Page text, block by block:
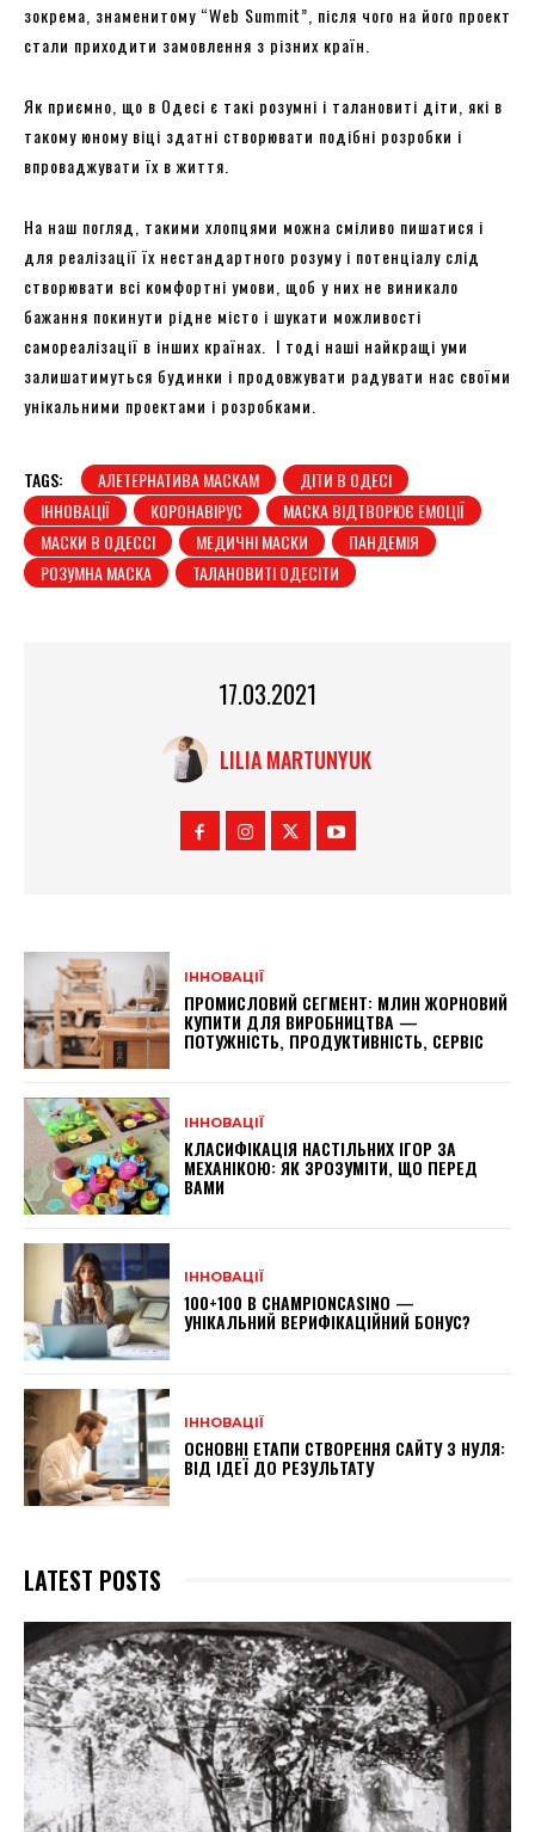
зокрема, знаменитому “Web Summit”, після чого на його проект
стали приходити замовлення з різних країн.
Як приємно, що в Одесі є такі розумні і талановиті діти, які в
такому юному віці здатні створювати подібні розробки і
впроваджувати їх в життя.
На наш погляд, такими хлопцями можна сміливо пишатися і
для реалізації їх нестандартного розуму і потенціалу слід
створювати всі комфортні умови, щоб у них не виникало
бажання покинути рідне місто і шукати можливості
самореалізації в інших країнах. І тоді наші найкращі уми
залишатимуться будинки і продовжувати радувати нас своїми
унікальними проектами і розробками.
TAGS: АЛЕТЕРНАТИВА МАСКАМ
ДІТИ В ОДЕСІ
ІННОВАЦІЇ
КОРОНАВІРУС
МАСКА ВІДТВОРЮЄ ЕМОЦІЇ
МАСКИ В ОДЕССІ
МЕДИЧНІ МАСКИ
ПАНДЕМІЯ
РОЗУМНА МАСКА
ТАЛАНОВИТІ ОДЕСІТИ
17.03.2021
LILIA MARTUNYUK
ІННОВАЦІЇ
ПРОМИСЛОВИЙ СЕГМЕНТ: МЛИН ЖОРНОВИЙ
КУПИТИ ДЛЯ ВИРОБНИЦТВА —
ПОТУЖНІСТЬ, ПРОДУКТИВНІСТЬ, СЕРВІС
ІННОВАЦІЇ
КЛАСИФІКАЦІЯ НАСТІЛЬНИХ ІГОР ЗА
МЕХАНІКОЮ: ЯК ЗРОЗУМІТИ, ЩО ПЕРЕД
ВАМИ
ІННОВАЦІЇ
100+100 В CHAMPIONCASINO —
УНІКАЛЬНИЙ ВЕРИФІКАЦІЙНИЙ БОНУС?
ІННОВАЦІЇ
ОСНОВНІ ЕТАПИ СТВОРЕННЯ САЙТУ З НУЛЯ:
ВІД ІДЕЇ ДО РЕЗУЛЬТАТУ
LATEST POSTS